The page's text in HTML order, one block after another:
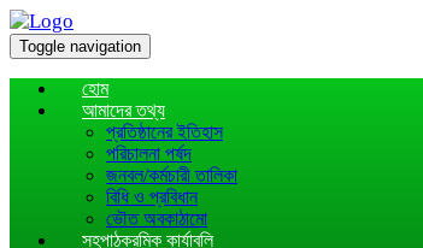
Toggle navigation
হোম
আমাদের তথ্য
প্রতিষ্ঠানের ইতিহাস
পরিচালনা পর্ষদ
জনবল/কর্মচারী তালিকা
বিধি ও প্রবিধান
ভৌত অবকাঠামো
সহপাঠক্রমিক কার্যাবলি